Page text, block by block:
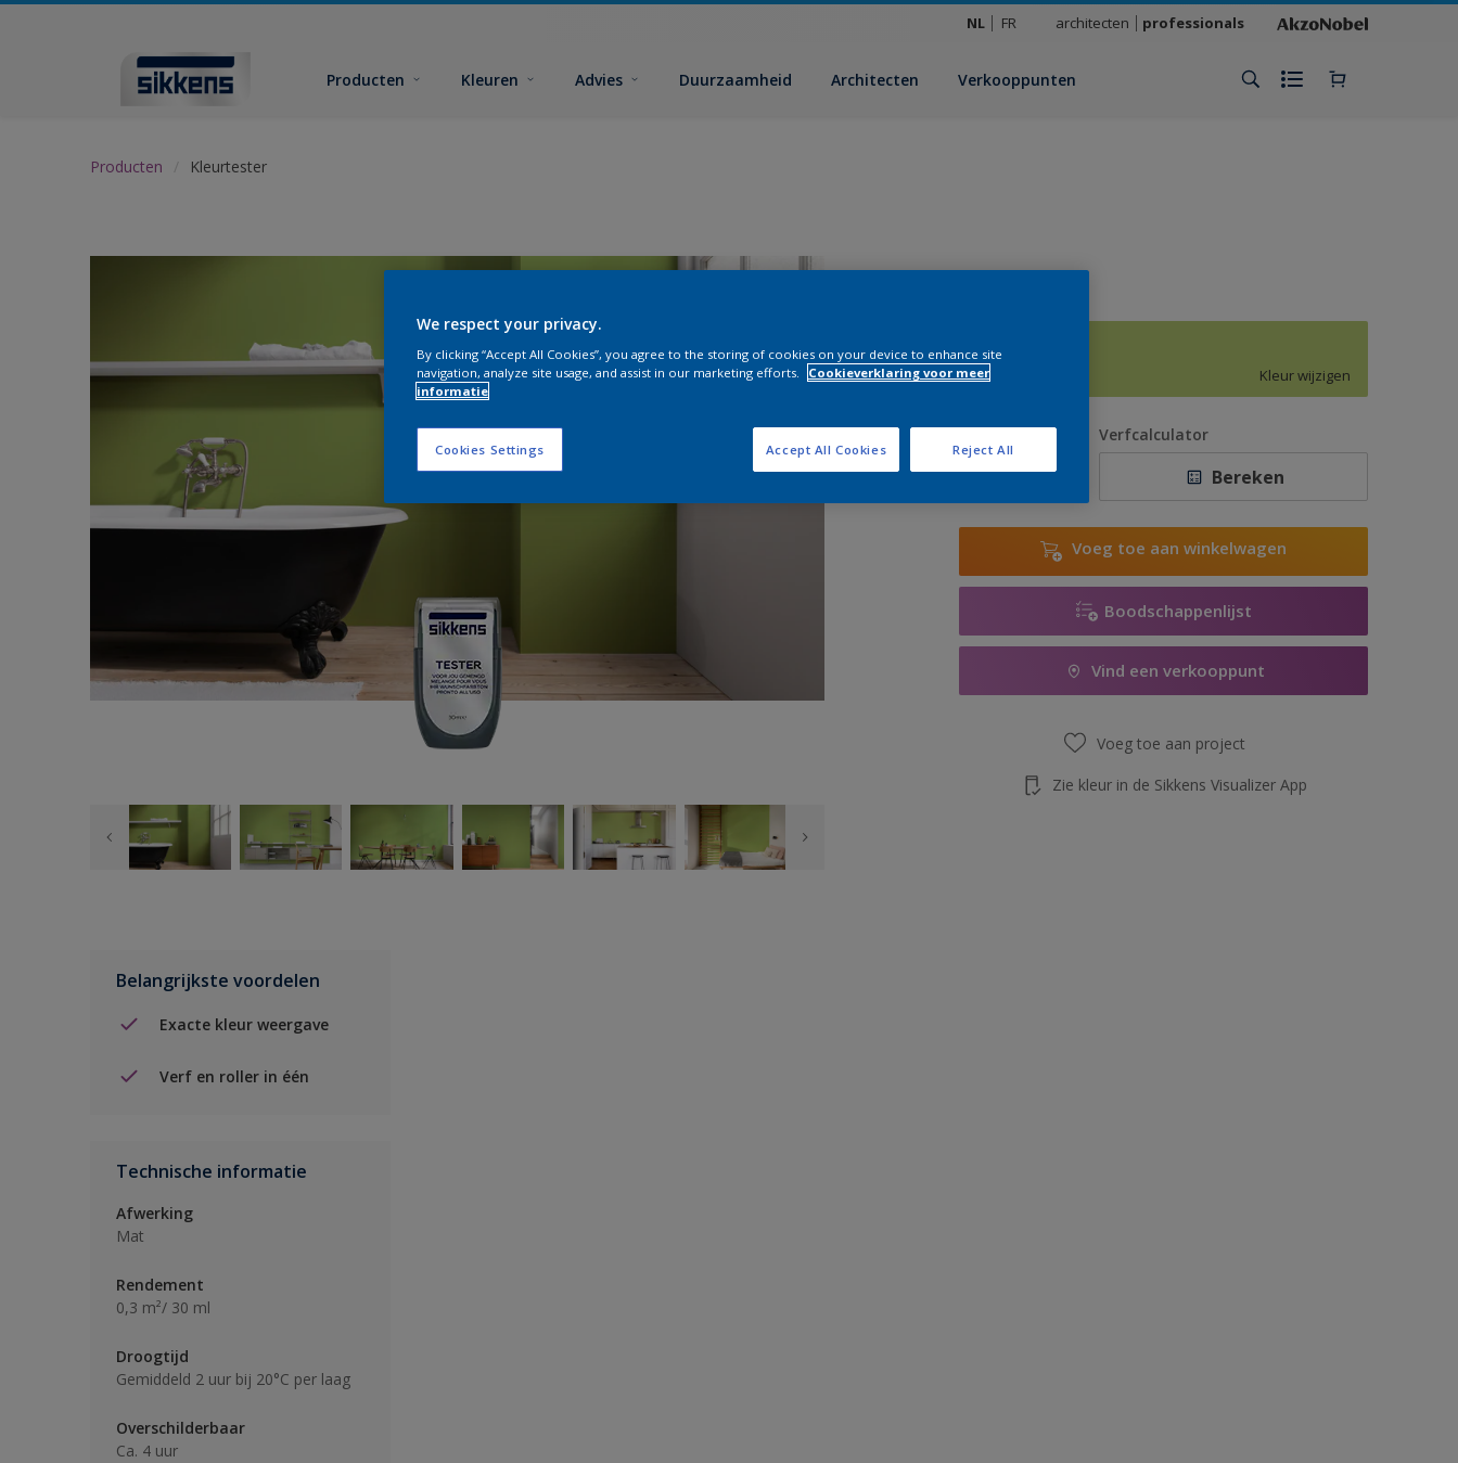
NL FR architecten professionals
Producten Kleuren Advies Duurzaamheid Architecten Verkooppunten
Producten Kleurtester
H7.34.75
Kleur wijzigen
Aantal Verfcalculator
Bereken
Voeg toe aan winkelwagen
Boodschappenlijst
Vind een verkooppunt
Voeg toe aan project
Zie kleur in de Sikkens Visualizer App
Belangrijkste voordelen
Exacte kleur weergave
Verf en roller in één
Technische informatie
Afwerking
Mat
Rendement
0,3 m²/ 30 ml
Droogtijd
Gemiddeld 2 uur bij 20°C per laag
Overschilderbaar
Ca. 4 uur
We respect your privacy.
By clicking “Accept All Cookies”, you agree to the storing of cookies on your device to enhance site
navigation, analyze site usage, and assist in our marketing efforts.
Cookieverklaring voor meer
informatie
Cookies Settings Reject All
Accept All Cookies